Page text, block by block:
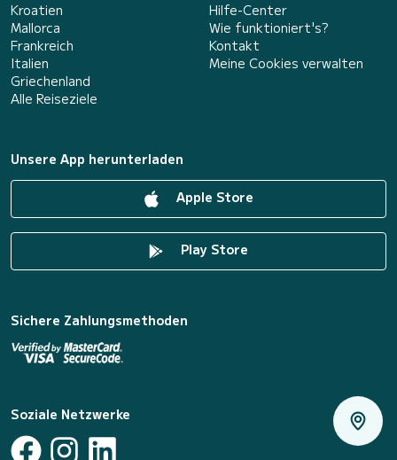
Kroatien
Mallorca
Frankreich
Italien
Griechenland
Alle Reiseziele
Hilfe-Center
Wie funktioniert's?
Kontakt
Meine Cookies verwalten
Unsere App herunterladen
Apple Store
Play Store
Sichere Zahlungsmethoden
Soziale Netzwerke